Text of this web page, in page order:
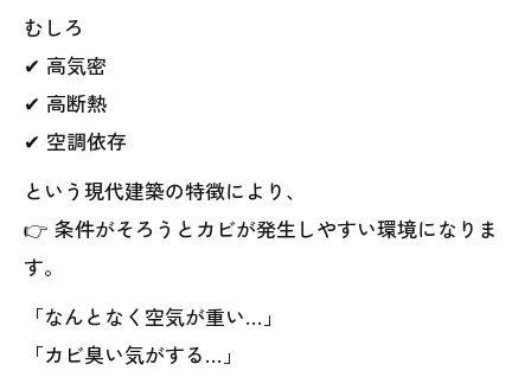
むしろ
✔ 高気密
✔ 高断熱
✔ 空調依存
という現代建築の特徴により、
👉 条件がそろうとカビが発生しやすい環境になりま
す。
「なんとなく空気が重い…」
「カビ臭い気がする…」